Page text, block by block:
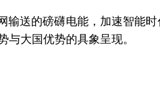
送的磅礴电能，加速智能时
大国优势的具象呈现。